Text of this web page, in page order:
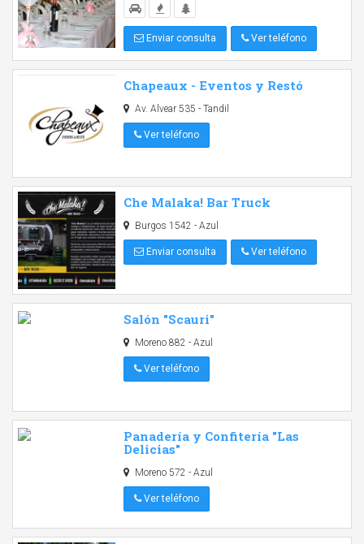
Enviar consulta Ver teléfono
Chapeaux - Eventos y Restó
Av. Alvear 535 - Tandil
Ver teléfono
Che Malaka! Bar Truck
Burgos 1542 - Azul
Enviar consulta Ver teléfono
Salón "Scauri"
Moreno 882 - Azul
Ver teléfono
Panadería y Confitería "Las
Delicias"
Moreno 572 - Azul
Ver teléfono